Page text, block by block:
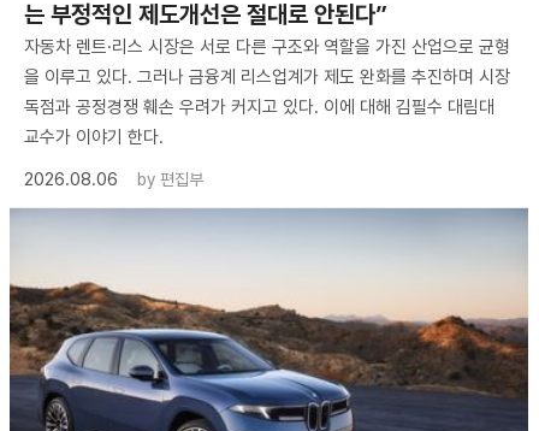
는 부정적인 제도개선은 절대로 안된다”
자동차 렌트·리스 시장은 서로 다른 구조와 역할을 가진 산업으로 균형
을 이루고 있다. 그러나 금융계 리스업계가 제도 완화를 추진하며 시장
독점과 공정경쟁 훼손 우려가 커지고 있다. 이에 대해 김필수 대림대
교수가 이야기 한다.
2026.08.06
by 편집부